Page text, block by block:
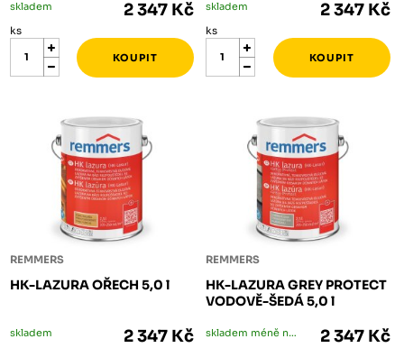
skladem 2 347 Kč
ks
skladem 2 347 Kč
ks
REMMERS
HK-LAZURA OŘECH 5,0 l
skladem 2 347 Kč
REMMERS
HK-LAZURA GREY PROTECT
VODOVĚ-ŠEDÁ 5,0 l
skladem méně než 5 ks 2 347 Kč